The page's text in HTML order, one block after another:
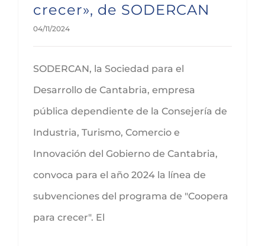
crecer», de SODERCAN
04/11/2024
SODERCAN, la Sociedad para el
Desarrollo de Cantabria, empresa
pública dependiente de la Consejería de
Industria, Turismo, Comercio e
Innovación del Gobierno de Cantabria,
convoca para el año 2024 la línea de
subvenciones del programa de "Coopera
para crecer". El